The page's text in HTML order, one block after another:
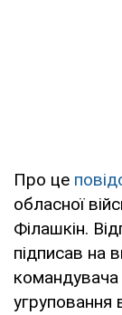
Про це
обласної
Філашкін.
підписав на
командувача
угруповання